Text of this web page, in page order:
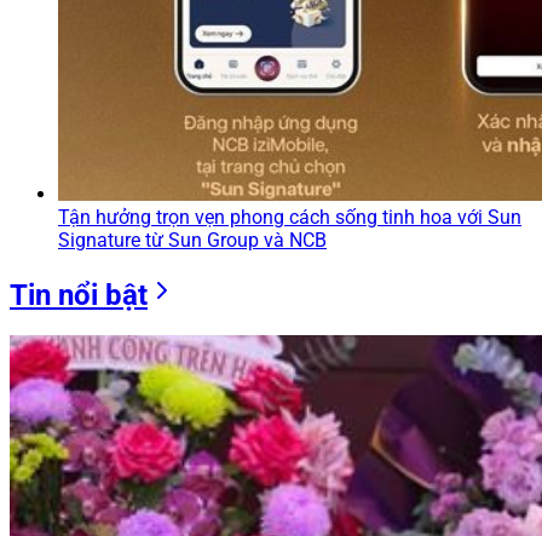
Tận hưởng trọn vẹn phong cách sống tinh hoa với Sun
Signature từ Sun Group và NCB
Tin nổi bật